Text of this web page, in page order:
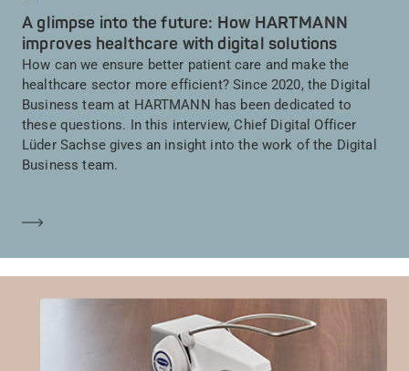
A glimpse into the future: How HARTMANN
improves healthcare with digital solutions
How can we ensure better patient care and make the
healthcare sector more efficient? Since 2020, the Digital
Business team at HARTMANN has been dedicated to
these questions. In this interview, Chief Digital Officer
Lüder Sachse gives an insight into the work of the Digital
Business team.